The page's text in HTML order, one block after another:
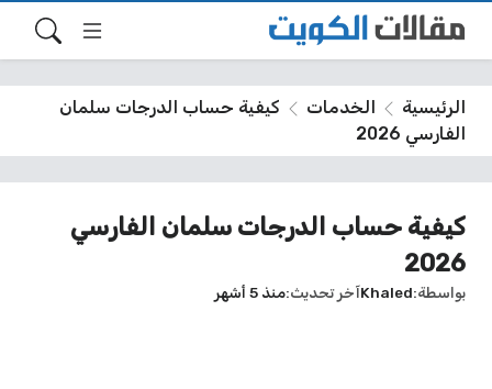
الرئيسية الخدمات
كيفية حساب الدرجات سلمان
الفارسي 2026
كيفية حساب الدرجات سلمان الفارسي
2026
بواسطة Khaledآخر تحديث منذ 5 أشهر